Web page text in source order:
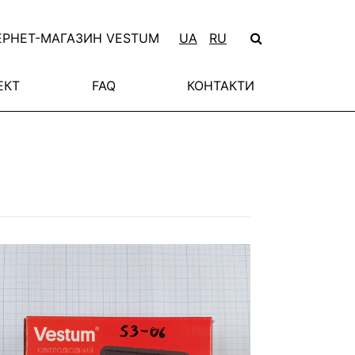
МАГАЗИН VESTUM UA RU
FAQ КОНТАКТИ